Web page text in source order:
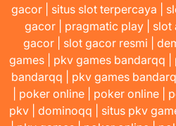
gacor| situs slot terpercaya
gacor| pragmatic play| slot
gacor| slot gacor resmi
games| pkv games bandarqq
bandarqq
pkv games
poker online| poker online|
pkv| dominoqq situs pkv